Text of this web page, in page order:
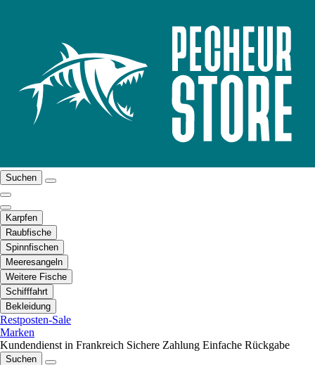
Suchen
Karpfen
Raubfische
Spinnfischen
Meeresangeln
Weitere Fische
Schifffahrt
Bekleidung
Restposten-Sale
Marken
Kundendienst in Frankreich Sichere Zahlung Einfache Rückgabe
Suchen